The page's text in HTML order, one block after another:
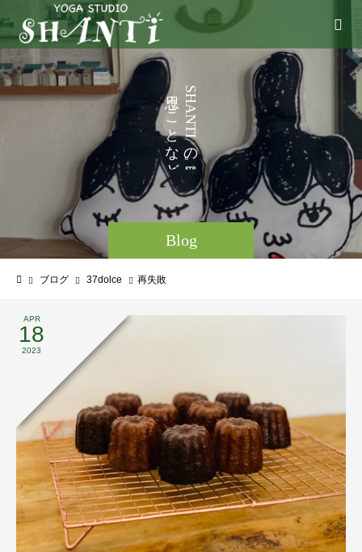
Blog
S
H
A
N
T
I
の
。
う
こ
と
な
ど
い
ろ
い
ろ
と
ブログ 37dolce 再失敗
APR
18
2023